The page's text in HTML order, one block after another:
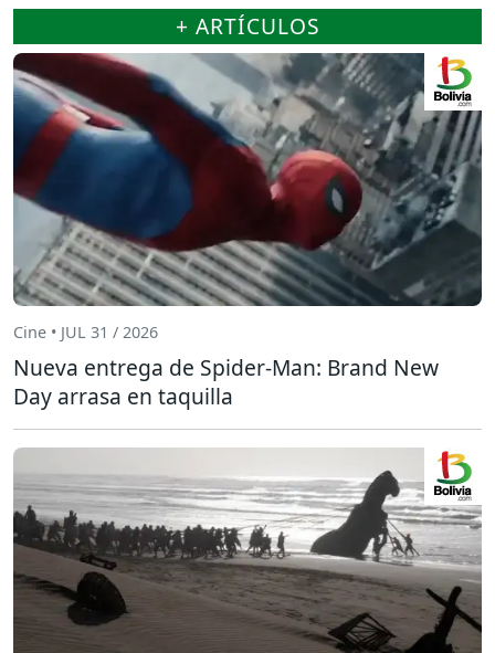
+ ARTÍCULOS
Cine • JUL 31 / 2026
Nueva entrega de Spider-Man: Brand New
Day arrasa en taquilla